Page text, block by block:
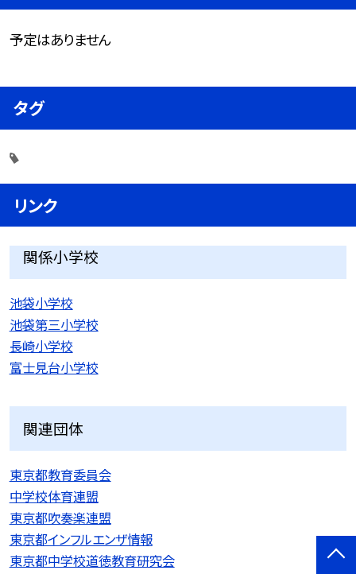
予定はありません
タグ
リンク
関係小学校
池袋小学校
池袋第三小学校
長崎小学校
富士見台小学校
関連団体
東京都教育委員会
中学校体育連盟
東京都吹奏楽連盟
東京都インフルエンザ情報
東京都中学校道徳教育研究会